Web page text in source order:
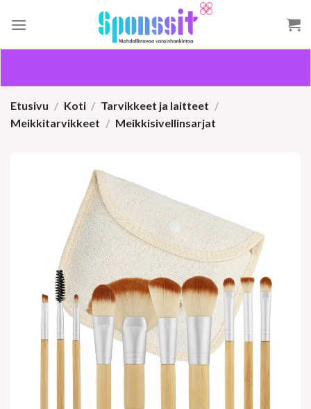
Etusivu / Koti / Tarvikkeet ja laitteet /
Meikkitarvikkeet / Meikkisivellinsarjat